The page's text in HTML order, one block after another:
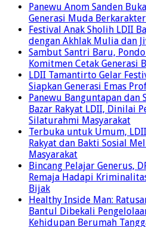
Panewu Anom Sanden
Generasi Muda
Festival Anak Sholih LDII
dengan Akhlak Mulia dan
Sambut Santri Baru,
Komitmen Cetak Generasi
LDII Tamantirto Gelar
Siapkan Generasi Emas
Panewu Banguntapan dan
Bazar Rakyat LDII, Dinilai
Silaturahmi Masyarakat
Terbuka untuk Umum,
Rakyat dan Bakti Sosial
Masyarakat
Bincang Pelajar Generus,
Remaja Hadapi
Bijak
Healthy Inside Man:
Bantul Dibekali
Kehidupan Berumah